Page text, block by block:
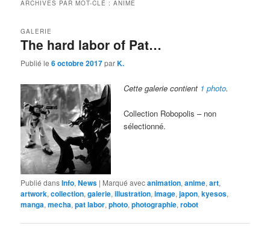
ARCHIVES PAR MOT-CLÉ :ANIME
The hard labor of Pat…
GALERIE
Publié le6 octobre 2017parK.
Cette galerie contient 1 photo.
Collection Robopolis – non
sélectionné.
Publié dansInfo,News | Marqué avecanimation,anime,art,
artwork,collection,galerie,illustration,image,japon,kyesos,
manga,mecha,pat labor,photo,photographie,robot